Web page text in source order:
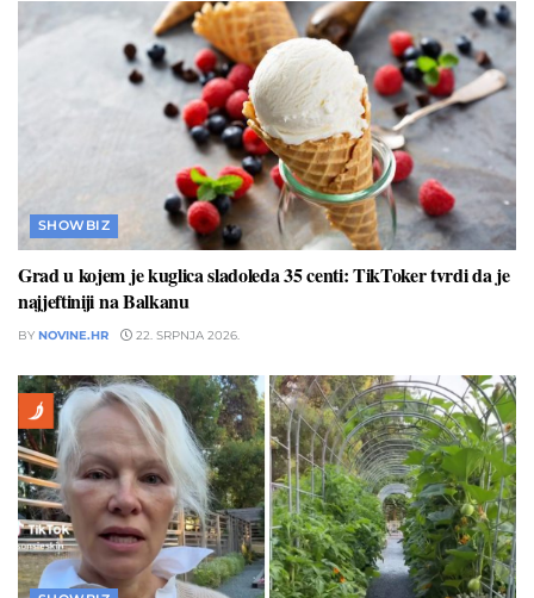
SHOWBIZ
Grad u kojem je kuglica sladoleda 35 centi: TikToker tvrdi da je
najjeftiniji na Balkanu
BY NOVINE.HR 22. SRPNJA 2026.